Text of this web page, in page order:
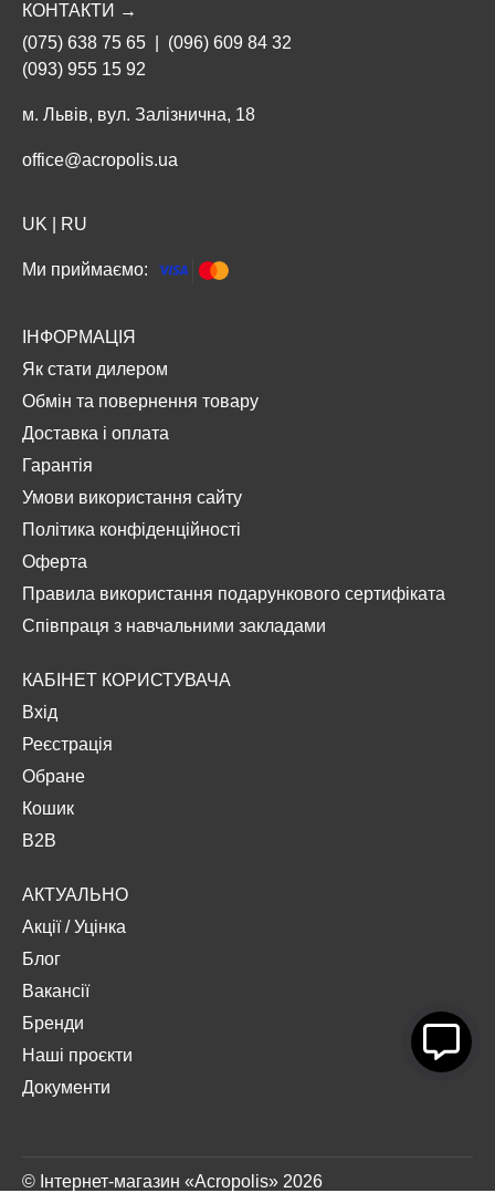
КОНТАКТИ →
(075) 638 75 65
(096) 609 84 32
(093) 955 15 92
м. Львів, вул. Залізнична, 18
office@acropolis.ua
UK RU
Ми приймаємо:
ІНФОРМАЦІЯ
Як стати дилером
Обмін та повернення товару
Доставка і оплата
Гарантія
Умови використання сайту
Політика конфіденційності
Оферта
Правила використання подарункового сертифіката
Співпраця з навчальними закладами
КАБІНЕТ КОРИСТУВАЧА
Вхід
Реєстрація
Обране
Кошик
B2B
АКТУАЛЬНО
Акції/Уцінка
Блог
Вакансії
Бренди
Наші проєкти
Документи
© Інтернет-магазин «Acropolis» 2026